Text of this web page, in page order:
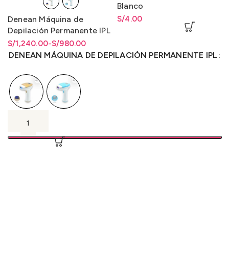
Denean Máquina de
Depilación Permanente IPL
S/980.00
-
S/1,240.00
Rango de precios: desde
S/980.00 hasta S/1,240.00
Rango de precios: desde
S/980.00 hasta S/1,240.00
DENEAN MÁQUINA DE DEPILACIÓN PERMANENTE IPL
Blanco
S/4.00